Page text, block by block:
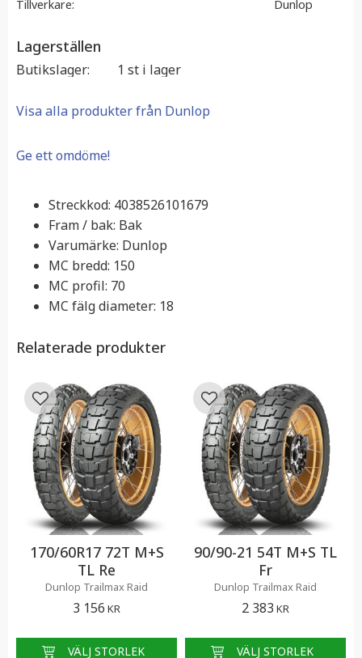
Tillverkare
Dunlop
Lagerställen
Butikslager 1 st i lager
Visa alla produkter från Dunlop
Ge ett omdöme!
Streckkod: 4038526101679
Fram / bak: Bak
Varumärke: Dunlop
MC bredd: 150
MC profil: 70
MC fälg diameter: 18
Relaterade produkter
170/60R17 72T M+S
TL Re
Dunlop Trailmax Raid
3 156 KR
Lägg till i favoriter
90/90-21 54T M+S TL
Fr
Dunlop Trailmax Raid
2 383 KR
Lägg till i favoriter